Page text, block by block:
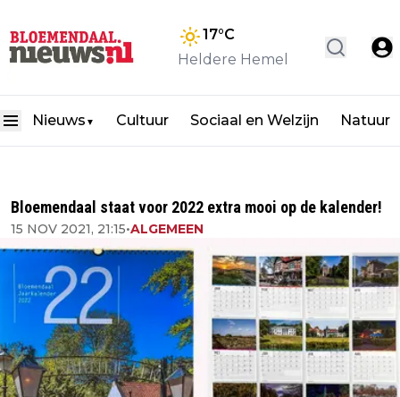
17°C
Heldere Hemel
Nieuws ▼ Cultuur Sociaal en Welzijn Natuur
Bloemendaal staat voor 2022 extra mooi op de kalender!
15 NOV 2021, 21:15•ALGEMEEN